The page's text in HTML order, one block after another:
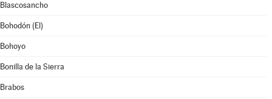
Blascosancho
Bohodón (El)
Bohoyo
Bonilla de la Sierra
Brabos